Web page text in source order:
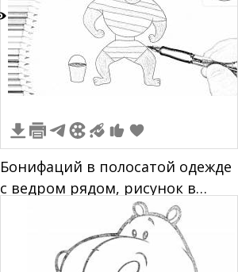
Бонифаций в полосатой одежде
с ведром рядом, рисунок в
процессе раскрашивания